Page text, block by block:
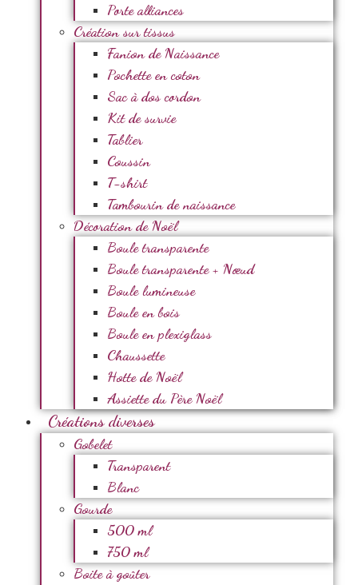
Porte alliances
Création sur tissus
Fanion de Naissance
Pochette en coton
Sac à dos cordon
Kit de survie
Tablier
Coussin
T-shirt
Tambourin de naissance
Décoration de Noël
Boule transparente
Boule transparente + Nœud
Boule lumineuse
Boule en bois
Boule en plexiglass
Chaussette
Hotte de Noël
Assiette du Père Noël
Créations diverses
Gobelet
Transparent
Blanc
Gourde
500 ml
750 ml
Boite à goûter